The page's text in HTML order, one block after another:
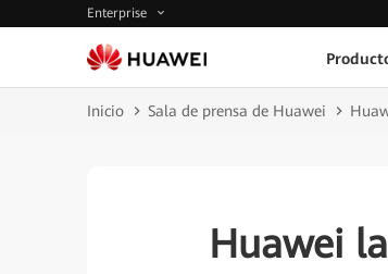
Enterprise
Inicio Sala de prensa de Huawei
Huawei